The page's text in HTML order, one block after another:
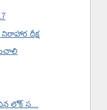
నిరాహార దీక్ష
లోక్ స...